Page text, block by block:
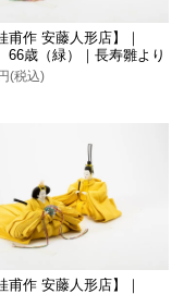
甫作 安藤人形店】｜
66歳（緑）｜長寿雛より
(税込)
甫作 安藤人形店】｜